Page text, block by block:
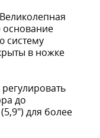
Великолепная
основание
систему
в ножке
до
для более